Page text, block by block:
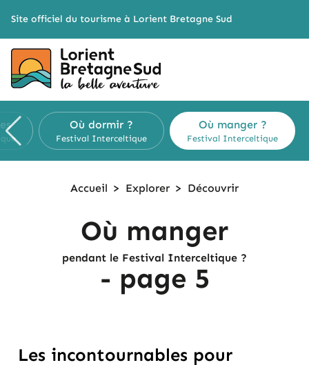
Site officiel du tourisme à Lorient Bretagne Sud
Où dormir ?
Festival Interceltique
Où manger ?
Festival Interceltique
Accueil > Explorer > Découvrir
Où manger
pendant le Festival Interceltique ?
- page 5
Les incontournables pour